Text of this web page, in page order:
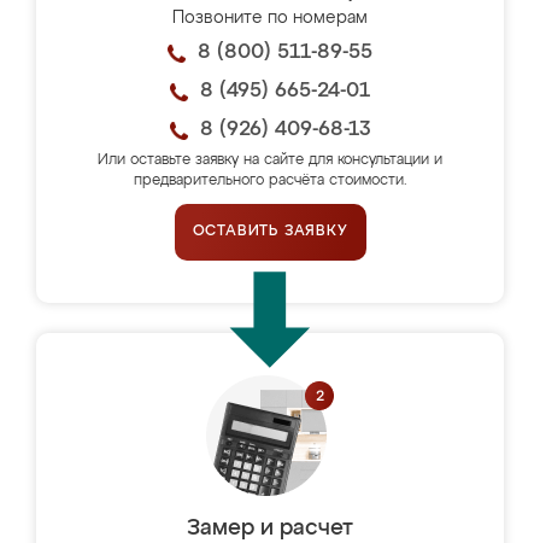
Позвоните по номерам
8 (800) 511-89-55
8 (495) 665-24-01
8 (926) 409-68-13
Или оставьте заявку на сайте для консультации и
предварительного расчёта стоимости.
ОСТАВИТЬ ЗАЯВКУ
Замер и расчет